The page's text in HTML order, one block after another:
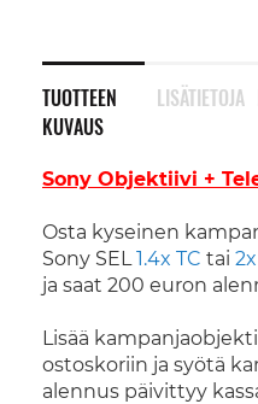
TUOTTEEN
KUVAUS
Sony Objektiivi +
Osta kyseinen
Sony SEL1.4x TC tai
ja saat 200 euron
Lisää
ostoskoriin ja syötä
alennus päivittyy
LISÄTIETOJA